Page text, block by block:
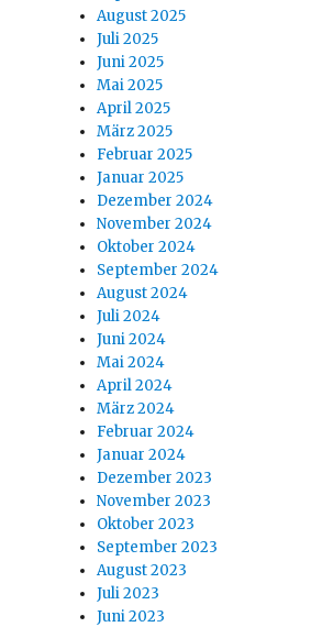
August 2025
Juli 2025
Juni 2025
Mai 2025
April 2025
März 2025
Februar 2025
Januar 2025
Dezember 2024
November 2024
Oktober 2024
September 2024
August 2024
Juli 2024
Juni 2024
Mai 2024
April 2024
März 2024
Februar 2024
Januar 2024
Dezember 2023
November 2023
Oktober 2023
September 2023
August 2023
Juli 2023
Juni 2023